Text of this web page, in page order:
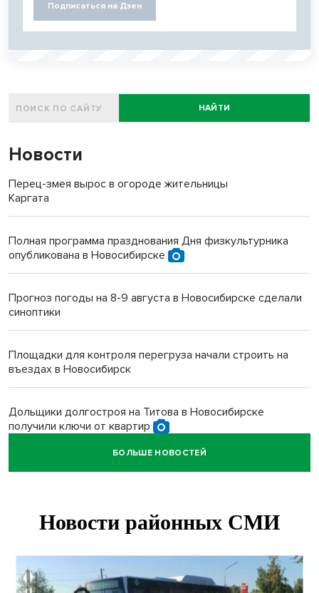
Подписаться на Дзен
НАЙТИ
Новости
Перец-змея вырос в огороде жительницы
Каргата
Полная программа празднования Дня физкультурника
опубликована в Новосибирске
Прогноз погоды на 8-9 августа в Новосибирске сделали
синоптики
Площадки для контроля перегруза начали строить на
въездах в Новосибирск
Дольщики долгостроя на Титова в Новосибирске
получили ключи от квартир
БОЛЬШЕ НОВОСТЕЙ